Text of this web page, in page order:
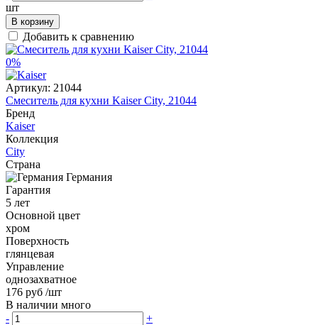
шт
В корзину
Добавить к сравнению
0%
Артикул: 21044
Смеситель для кухни Kaiser City, 21044
Бренд
Kaiser
Коллекция
City
Страна
Германия
Гарантия
5 лет
Основной цвет
хром
Поверхность
глянцевая
Управление
однозахватное
176 руб /шт
В наличии много
-
+